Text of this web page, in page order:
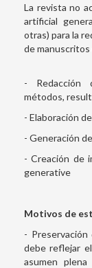
La revista no
artificial
otras) para la
de
- Redacción
métodos,
- Elaboración
- Generación
- Creación de
generative
Motivos de
- Preservación
debe reflejar
asumen